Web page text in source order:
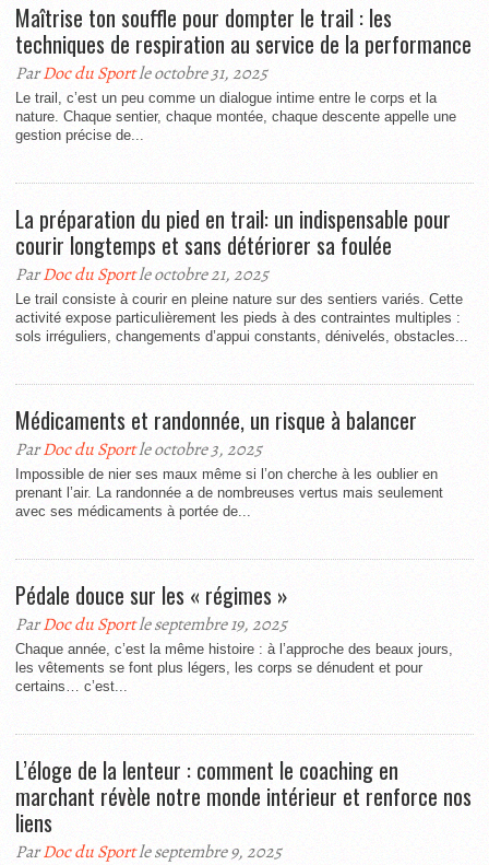
Maîtrise ton souffle pour dompter le trail : les
techniques de respiration au service de la performance
ParDoc du Sportle octobre 31, 2025
Le trail, c’est un peu comme un dialogue intime entre le corps et la
nature. Chaque sentier, chaque montée, chaque descente appelle une
gestion précise de...
La préparation du pied en trail: un indispensable pour
courir longtemps et sans détériorer sa foulée
ParDoc du Sportle octobre 21, 2025
Le trail consiste à courir en pleine nature sur des sentiers variés. Cette
activité expose particulièrement les pieds à des contraintes multiples :
sols irréguliers, changements d’appui constants, dénivelés, obstacles...
Médicaments et randonnée, un risque à balancer
ParDoc du Sportle octobre 3, 2025
Impossible de nier ses maux même si l’on cherche à les oublier en
prenant l’air. La randonnée a de nombreuses vertus mais seulement
avec ses médicaments à portée de...
Pédale douce sur les « régimes »
ParDoc du Sportle septembre 19, 2025
Chaque année, c’est la même histoire : à l’approche des beaux jours,
les vêtements se font plus légers, les corps se dénudent et pour
certains… c’est...
L’éloge de la lenteur : comment le coaching en
marchant révèle notre monde intérieur et renforce nos
liens
ParDoc du Sportle septembre 9, 2025